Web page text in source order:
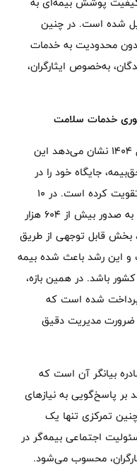
شده است. در چنین
محدودیت به خدمات
به‌خصوص ایثارگران،
خدمات سلامت
بررسی عملکرد ۱۰ ماهه بیمه دی در سال ۱۴۰۴ نشان می‌دهد این
جایگاه خود را در
میان بازیگران اصلی صنعت بیمه کشور تقویت کرده است. در ۱۰
ماهه نخست سال ۱۴۰۴، بیمه دی موفق به صدور بیش از ۶۰۴ هزار
بخش قابل توجهی از طریق
رشد باعث شده بیمه
باشد. در همین بازه،
پرداخت شده است که
ضرورت مدیریت دقیق
بیانگر آن است که
پاسخ‌گویی به نیازهای
تمرکزی تنها یک
اجتماعی بیمه‌گر در
محسوب می‌شود.